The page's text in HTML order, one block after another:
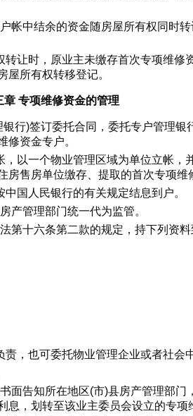
中结余的资金随房屋所有权同时
让时，原业主未缴存首次专项维修
屋所有权转移登记。
章 专项维修资金的管理
行)签订委托合同，委托专户管理银
修资金专户。
以一个物业管理区域为单位立帐，
售房单位缴存、提取的首次专项维
国人民银行的有关规定结息到户。
产管理部门统一代为监管。
第十六条第二款的规定，持下列资
，也可委托物业管理企业或者社会
面告知所在地区(市)县房产管理部
，划转至该业主委员会设立的专项